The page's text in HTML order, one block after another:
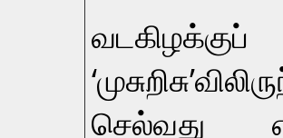
செல்வது